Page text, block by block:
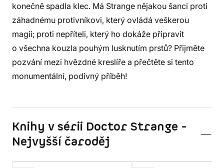
konečně spadla klec. Má Strange nějakou šanci proti
záhadnému protivníkovi, který ovládá veškerou
magii; proti nepříteli, který ho dokáže připravit
o všechna kouzla pouhým lusknutím prstů? Přijměte
pozvání mezi hvězdné kreslíře a přečtěte si tento
monumentální, podivný příběh!
Knihy v sérii Doctor Strange -
Nejvyšší čaroděj